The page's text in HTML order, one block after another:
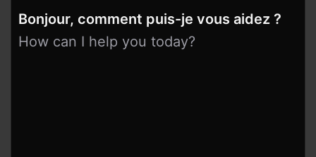
Bonjour, comment puis-je vous aidez ?
How can I help you today?